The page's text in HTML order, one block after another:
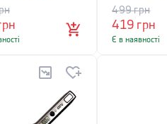
419 грн
499грн
Є в наявності